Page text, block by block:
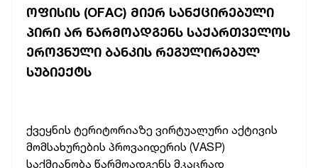
ᲝᲤᲘᲡᲘᲡ (OFAC) ᲛᲘᲔᲠ ᲡᲐᲜᲥᲪᲘᲠᲔᲑᲣᲚᲘ
ᲞᲘᲠᲘ ᲐᲠ ᲬᲐᲠᲛᲝᲐᲓᲒᲔᲜᲡ ᲡᲐᲥᲐᲠᲗᲕᲔᲚᲝᲡ
ᲔᲠᲝᲕᲜᲣᲚᲘ ᲑᲐᲜᲙᲘᲡ ᲠᲔᲒᲣᲚᲘᲠᲔᲑᲣᲚ
ᲡᲣᲑᲘᲔᲥᲢᲡ
ქვეყნის ტერიტორიაზე ვირტუალური აქტივის
მომსახურების პროვაიდერის (VASP)
საქმიანობა წარმოადგენს მკაცრად